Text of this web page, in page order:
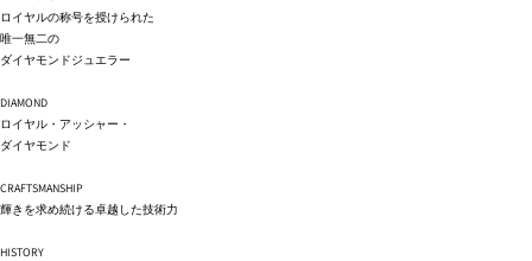
ロイヤルの称号を授けられた
唯一無二の
ダイヤモンドジュエラー
DIAMOND
ロイヤル・アッシャー・
ダイヤモンド
CRAFTSMANSHIP
輝きを求め続ける卓越した技術力
HISTORY